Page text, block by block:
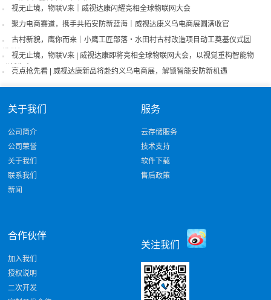
研，共商智慧城市深度合作
视无止境，物联V来｜威视达康闪耀亮相全球物联网大会
聚力电商赛道，携手共拓安防新蓝海｜威视达康义乌电商展圆满收官
古村新貌，鹰你而来｜小鹰工匠部落・水田村古村改造项目动工奠基仪式圆
满举行
视无止境，物联V来 | 威视达康即将亮相全球物联网大会，以视觉重构智能物
联新生态！
亮点抢先看 | 威视达康新品将赴约义乌电商展，解锁智能安防新机遇
关于我们
公司简介
公司荣誉
关于我们
联系我们
新闻
服务
云存储服务
技术支持
软件下载
售后政策
合作伙伴
加入我们
授权说明
二次开发
关注我们